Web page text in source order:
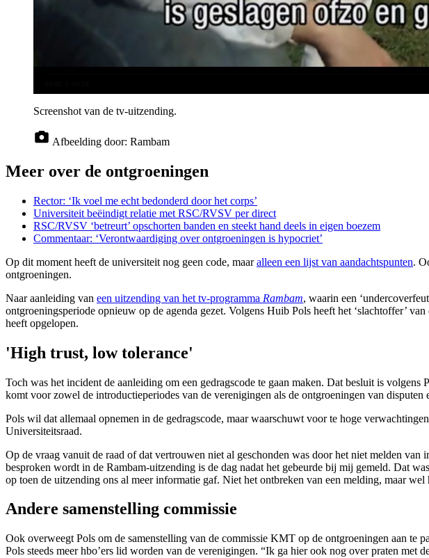
Screenshot van de tv-uitzending.
Afbeelding door: Rambam
Meer over de ontgroeningen
Rector: ‘Ik voel me echt bedonderd door het corps’
Universiteit beëindigt relatie met RSC/RVSV per direct
RSC/RVSV ‘betreurt’ opschorten banden en steekt hand deels in eigen boezem
Commentaar: ‘Verontwaardiging over ontgroeningen is hypocriet’
Op dit moment heeft de universiteit nog geen code, maaralleen een lijst van aandachtspunten.
ontgroeningen.
Naar aanleiding van een uitzending van het tv-programma Rambam, waarin een
ontgroeningsperiode opnieuw op de agenda gezet. Volgens Huib Pols heeft het ‘slachtoffer’
heeft opgelopen.
'High trust, low tolerance'
Toch was het incident de aanleiding om een gedragscode te gaan maken. Dat besluit is
komt voor zowel de introductieperiodes van de verenigingen als de ontgroeningen van disputen
Pols wil dat allemaal opnemen in de gedragscode, maar waarschuwt voor te hoge
Universiteitsraad.
Op de vraag vanuit de raad of dat vertrouwen niet al geschonden was door het niet melden
besproken wordt in de Rambam-uitzending is de dag nadat het gebeurde bij mij gemeld. Dat
op toen de uitzending ons al meer informatie gaf. Niet het ontbreken van een melding, maar
Andere samenstelling commissie
Ook overweegt Pols om de samenstelling van de commissie KMT op de ontgroeningen aan te
Pols steeds meer hbo’ers lid worden van de verenigingen. “Ik ga hier ook nog over praten met